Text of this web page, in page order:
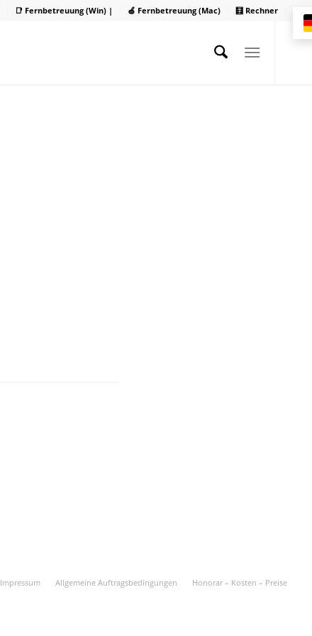
📑 Fernbetreuung (Win) | 🍏 Fernbetreuung (Mac) 🧮 Rechner
Impressum Allgemeine Auftragsbedingungen Honorar – Kosten – Preise